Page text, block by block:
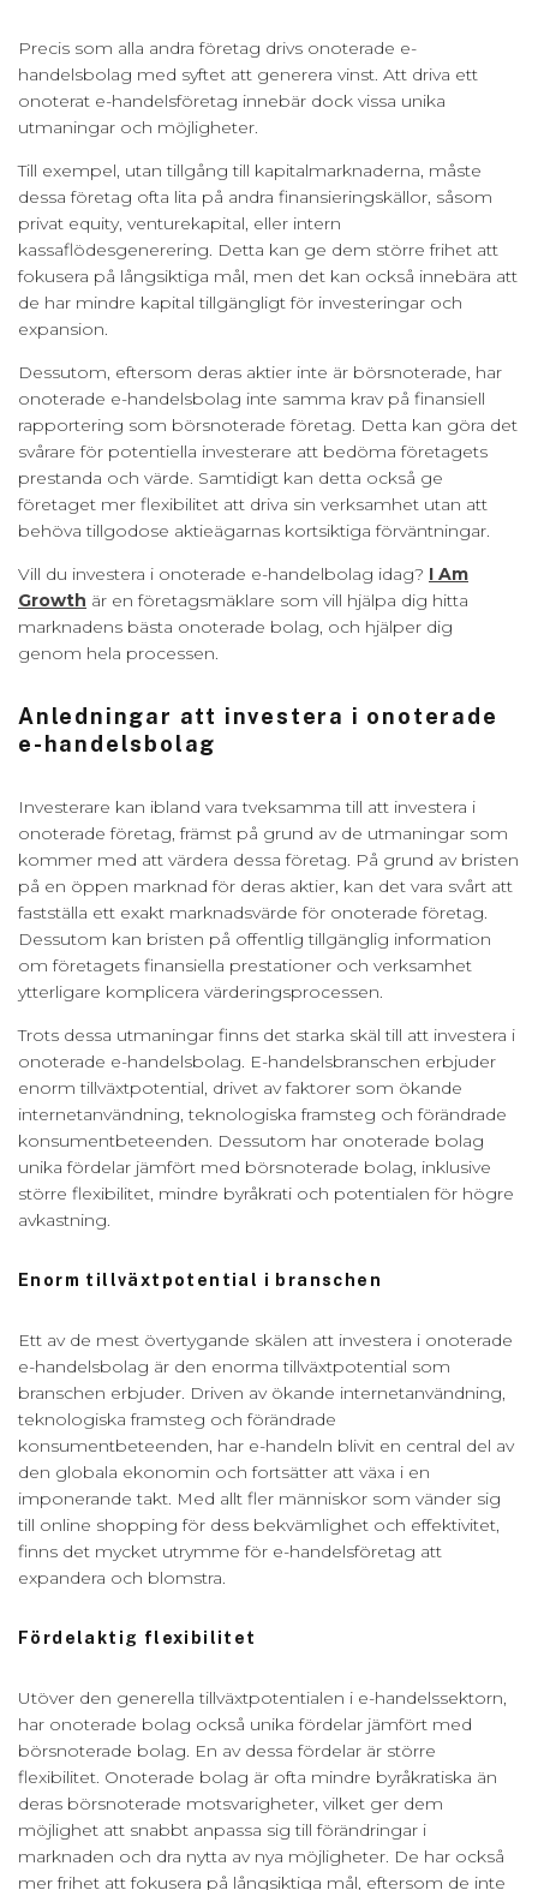
Precis som alla andra företag drivs onoterade e-
handelsbolag med syftet att generera vinst. Att driva ett
onoterat e-handelsföretag innebär dock vissa unika
utmaningar och möjligheter.
Till exempel, utan tillgång till kapitalmarknaderna, måste
dessa företag ofta lita på andra finansieringskällor, såsom
privat equity, venturekapital, eller intern
kassaflödesgenerering. Detta kan ge dem större frihet att
fokusera på långsiktiga mål, men det kan också innebära att
de har mindre kapital tillgängligt för investeringar och
expansion.
Dessutom, eftersom deras aktier inte är börsnoterade, har
onoterade e-handelsbolag inte samma krav på finansiell
rapportering som börsnoterade företag. Detta kan göra det
svårare för potentiella investerare att bedöma företagets
prestanda och värde. Samtidigt kan detta också ge
företaget mer flexibilitet att driva sin verksamhet utan att
behöva tillgodose aktieägarnas kortsiktiga förväntningar.
Vill du investera i onoterade e-handelbolag idag? I Am
Growth är en företagsmäklare som vill hjälpa dig hitta
marknadens bästa onoterade bolag, och hjälper dig
genom hela processen.
Anledningar att investera i onoterade
e-handelsbolag
Investerare kan ibland vara tveksamma till att investera i
onoterade företag, främst på grund av de utmaningar som
kommer med att värdera dessa företag. På grund av bristen
på en öppen marknad för deras aktier, kan det vara svårt att
fastställa ett exakt marknadsvärde för onoterade företag.
Dessutom kan bristen på offentlig tillgänglig information
om företagets finansiella prestationer och verksamhet
ytterligare komplicera värderingsprocessen.
Trots dessa utmaningar finns det starka skäl till att investera i
onoterade e-handelsbolag. E-handelsbranschen erbjuder
enorm tillväxtpotential, drivet av faktorer som ökande
internetanvändning, teknologiska framsteg och förändrade
konsumentbeteenden. Dessutom har onoterade bolag
unika fördelar jämfört med börsnoterade bolag, inklusive
större flexibilitet, mindre byråkrati och potentialen för högre
avkastning.
Enorm tillväxtpotential i branschen
Ett av de mest övertygande skälen att investera i onoterade
e-handelsbolag är den enorma tillväxtpotential som
branschen erbjuder. Driven av ökande internetanvändning,
teknologiska framsteg och förändrade
konsumentbeteenden, har e-handeln blivit en central del av
den globala ekonomin och fortsätter att växa i en
imponerande takt. Med allt fler människor som vänder sig
till online shopping för dess bekvämlighet och effektivitet,
finns det mycket utrymme för e-handelsföretag att
expandera och blomstra.
Fördelaktig flexibilitet
Utöver den generella tillväxtpotentialen i e-handelssektorn,
har onoterade bolag också unika fördelar jämfört med
börsnoterade bolag. En av dessa fördelar är större
flexibilitet. Onoterade bolag är ofta mindre byråkratiska än
deras börsnoterade motsvarigheter, vilket ger dem
möjlighet att snabbt anpassa sig till förändringar i
marknaden och dra nytta av nya möjligheter. De har också
mer frihet att fokusera på långsiktiga mål, eftersom de inte